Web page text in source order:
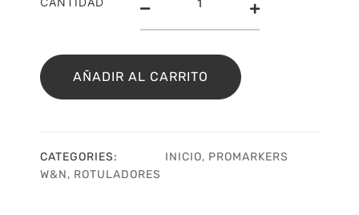
Gris
(CG1)
cantidad
AÑADIR AL CARRITO
CATEGORIES: INICIO, PROMARKERS
W&N, ROTULADORES